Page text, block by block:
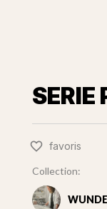
SERIE
favoris
Collection: